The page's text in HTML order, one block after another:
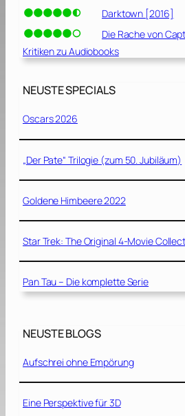
Darktown [2016]
Die Rache von
Kritiken zu Audiobooks
NEUSTE SPECIALS
Oscars 2026
„Der Pate“ Trilogie (zum 50. Jubiläum)
Goldene Himbeere 2022
Star Trek: The Original 4-Movie
Pan Tau – Die komplette Serie
NEUSTE BLOGS
Aufschrei ohne Empörung
Eine Perspektive für 3D